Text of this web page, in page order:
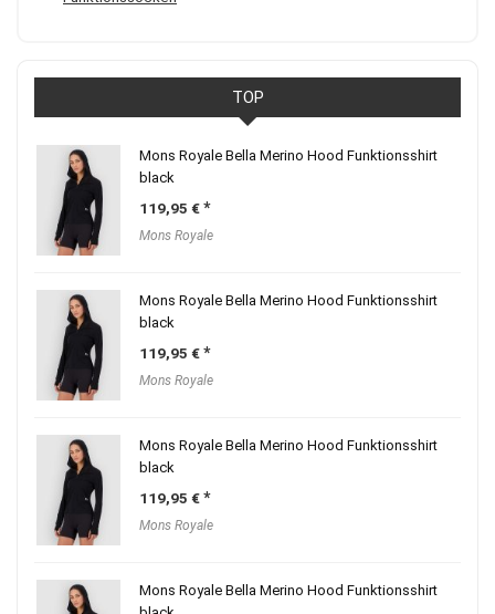
TOP
Mons Royale Bella Merino Hood Funktionsshirt
black
119,95 €
Mons Royale
Mons Royale Bella Merino Hood Funktionsshirt
black
119,95 €
Mons Royale
Mons Royale Bella Merino Hood Funktionsshirt
black
119,95 €
Mons Royale
Mons Royale Bella Merino Hood Funktionsshirt